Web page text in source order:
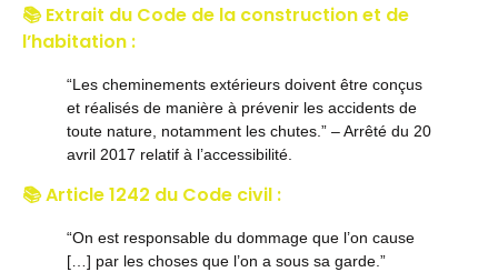
📚 Extrait du Code de la construction et de
l’habitation :
“Les cheminements extérieurs doivent être conçus
et réalisés de manière à prévenir les accidents de
toute nature, notamment les chutes.” – Arrêté du 20
avril 2017 relatif à l’accessibilité.
📚 Article 1242 du Code civil :
“On est responsable du dommage que l’on cause
[…] par les choses que l’on a sous sa garde.”